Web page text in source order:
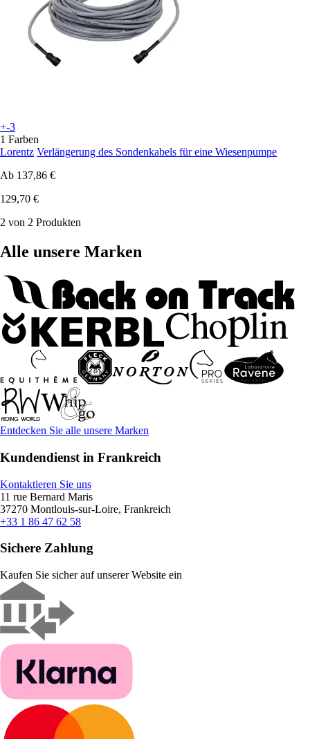
+-3
1 Farben
Lorentz Verlängerung des Sondenkabels für eine Wiesenpumpe
Ab 137,86 €
129,70 €
2 von 2 Produkten
Alle unsere Marken
Entdecken Sie alle unsere Marken
Kundendienst in Frankreich
Kontaktieren Sie uns
11 rue Bernard Maris
37270 Montlouis-sur-Loire, Frankreich
+33 1 86 47 62 58
Sichere Zahlung
Kaufen Sie sicher auf unserer Website ein